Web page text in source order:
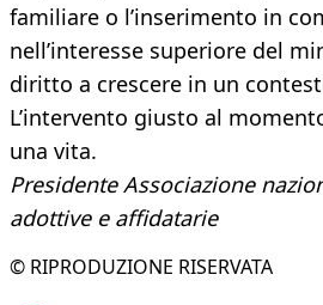
familiare o l’inserimento in
nell’interesse superiore del
diritto a crescere in un
L’intervento giusto al
una vita.
Presidente Associazione
adottive e affidatarie
© RIPRODUZIONE RISERVATA